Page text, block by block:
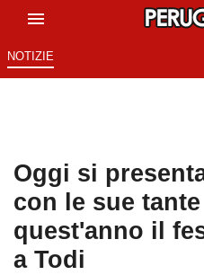
NOTIZIE
Oggi si
con le sue
quest'anno il
a Todi